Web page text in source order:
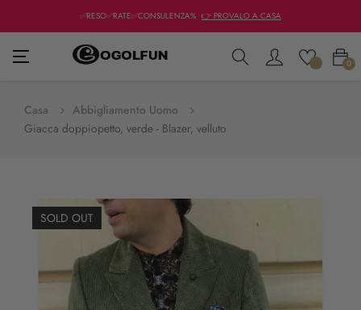
✅RESO✅RATE✅CONSULENZA% 👉 PROVALO A CASA
navigazione
☰ 0
Casa
Abbigliamento Uomo
Giacca doppiopetto, verde - Blazer, velluto
SOLD OUT